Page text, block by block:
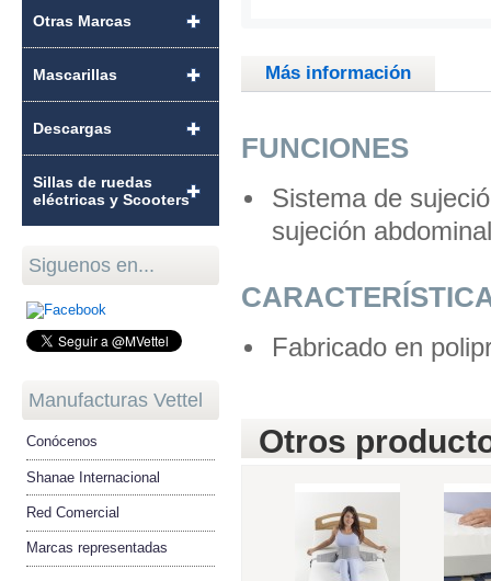
Otras Marcas
Mascarillas
Descargas
Sillas de ruedas
eléctricas y Scooters
Siguenos en...
Manufacturas Vettel
Conócenos
Shanae Internacional
Red Comercial
Marcas representadas
Más información
FUNCIONES
Sistema de
sujeción
Fabricado en
Otros